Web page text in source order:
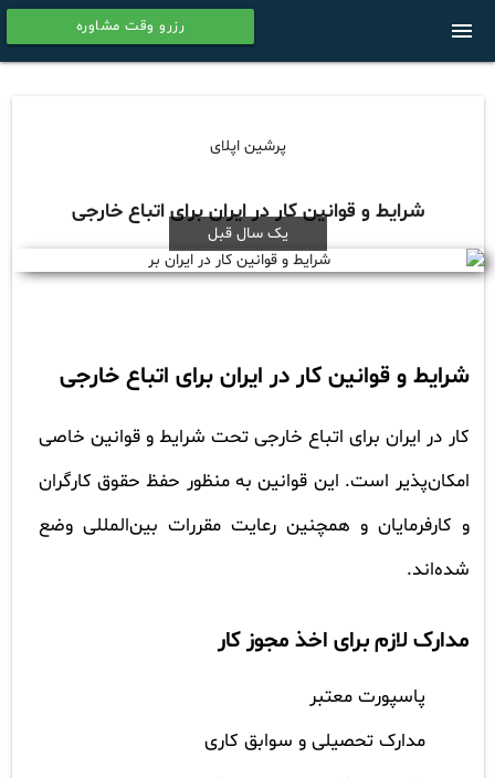
رزرو وقت مشاوره menu
پرشین اپلای
شرایط و قوانین کار در ایران برای اتباع خارجی
یک سال قبل
شرایط و قوانین کار در ایران برای اتباع خارجی
کار در ایران برای اتباع خارجی تحت شرایط و قوانین خاصی
امکان‌پذیر است. این قوانین به منظور حفظ حقوق کارگران
و کارفرمایان و همچنین رعایت مقررات بین‌المللی وضع
شده‌اند.
مدارک لازم برای اخذ مجوز کار
پاسپورت معتبر
مدارک تحصیلی و سوابق کاری